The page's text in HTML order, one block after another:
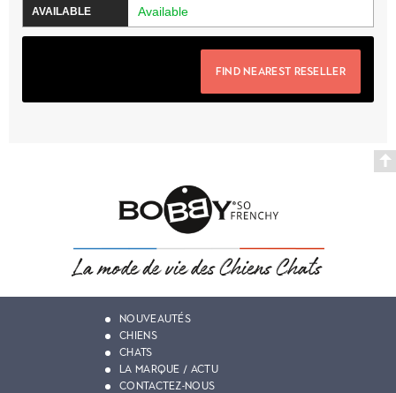
Available
FIND NEAREST RESELLER
NOUVEAUTÉS
CHIENS
CHATS
LA MARQUE / ACTU
CONTACTEZ-NOUS